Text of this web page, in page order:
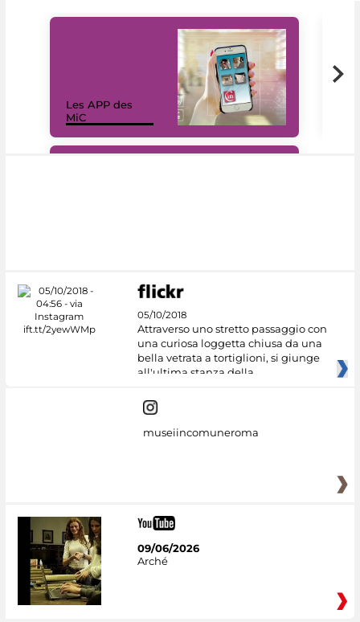
Les APP des
MiC
05/10/2018
Attraverso uno stretto passaggio con
una curiosa loggetta chiusa da una
bella vetrata a tortiglioni, si giunge
all'ultima stanza della
museiincomuneroma
09/06/2026
Arché